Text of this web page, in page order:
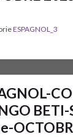
ESPAGNOL_3
BETI-